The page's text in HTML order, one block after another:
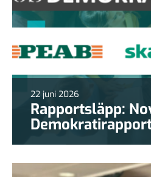
22 juni 2026
Rapportsläpp: